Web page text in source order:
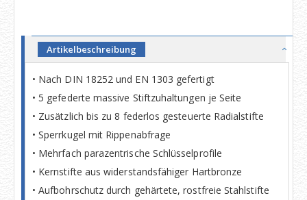
Artikelbeschreibung
• Nach DIN 18252 und EN 1303 gefertigt
• 5 gefederte massive Stiftzuhaltungen je Seite
• Zusätzlich bis zu 8 federlos gesteuerte Radialstifte
• Sperrkugel mit Rippenabfrage
• Mehrfach parazentrische Schlüsselprofile
• Kernstifte aus widerstandsfähiger Hartbronze
• Aufbohrschutz durch gehärtete, rostfreie Stahlstifte